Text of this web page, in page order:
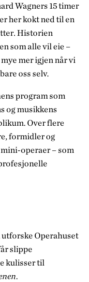
Wagners 15 timer
er her kokt ned til en
Historien
som alle vil eie –
mer igjen når vi
oss selv.
program som
og musikkens
Over flere
formidler og
operaer – som
Operahuset
slippe
kulisser til
.